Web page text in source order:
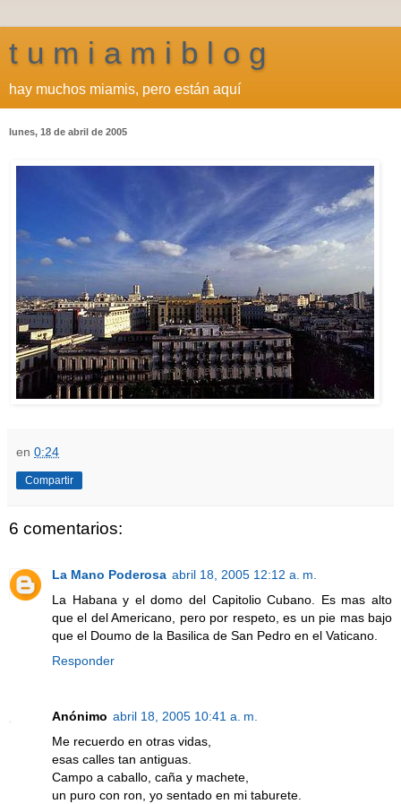
t u m i a m i b l o g
hay muchos miamis, pero están aquí
lunes, 18 de abril de 2005
en 0:24
Compartir
6 comentarios:
La Mano Poderosa abril 18, 2005 12:12 a. m.
La Habana y el domo del Capitolio Cubano. Es mas alto
que el del Americano, pero por respeto, es un pie mas bajo
que el Doumo de la Basilica de San Pedro en el Vaticano.
Responder
Anónimo abril 18, 2005 10:41 a. m.
Me recuerdo en otras vidas,
esas calles tan antiguas.
Campo a caballo, caña y machete,
un puro con ron, yo sentado en mi taburete.